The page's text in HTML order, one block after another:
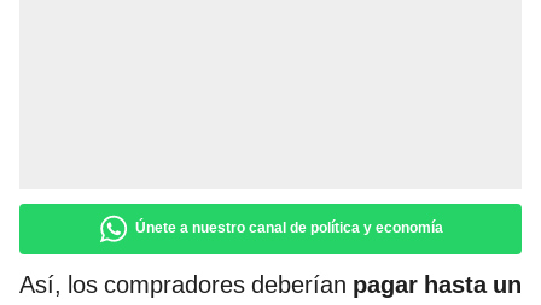
Únete a nuestro canal de política y economía
Así, los compradores deberían pagar hasta un